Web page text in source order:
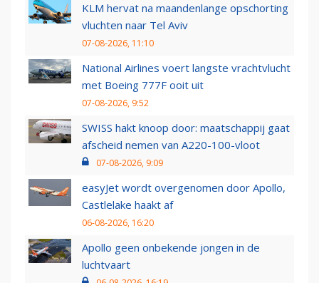
KLM hervat na maandenlange opschorting
vluchten naar Tel Aviv
07-08-2026, 11:10
National Airlines voert langste vrachtvlucht
met Boeing 777F ooit uit
07-08-2026, 9:52
SWISS hakt knoop door: maatschappij gaat
afscheid nemen van A220-100-vloot
07-08-2026, 9:09
easyJet wordt overgenomen door Apollo,
Castlelake haakt af
06-08-2026, 16:20
Apollo geen onbekende jongen in de
luchtvaart